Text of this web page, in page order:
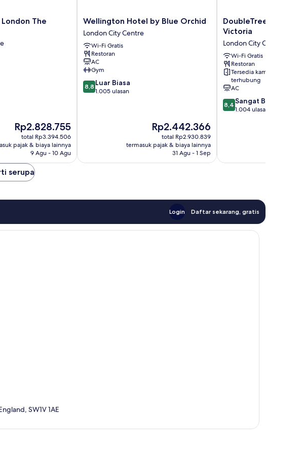
The
Harga
sekarang
Rp2.828.755
Rp2.828.755
total Rp3.394.506
pajak & biaya lainnya
9 Agu - 10 Agu
Wellington
Hotel
by
Blue
Orchid
London
City
Centre
Wellington Hotel by Blue Orchid
London City Centre
Wi-Fi Gratis
Restoran
AC
Gym
8.8
dari
8,8 Luar Biasa
1.005 ulasan
Harga
sekarang
Rp2.442.366
Rp2.442.366
total Rp2.930.839
termasuk pajak & biaya lainnya
31 Agu - 1 Sep
DoubleTree
by
London
Victoria
London
City
Centre
DoubleTree by
Victoria
London City Centre
Wi-Fi Gratis
Restoran
Tersedia kamar
terhubung
AC
8.4
dari
8,4 Sangat Baik
1.004 ulasan
serupa
Login Daftar sekarang, gratis
SW1V 1AE